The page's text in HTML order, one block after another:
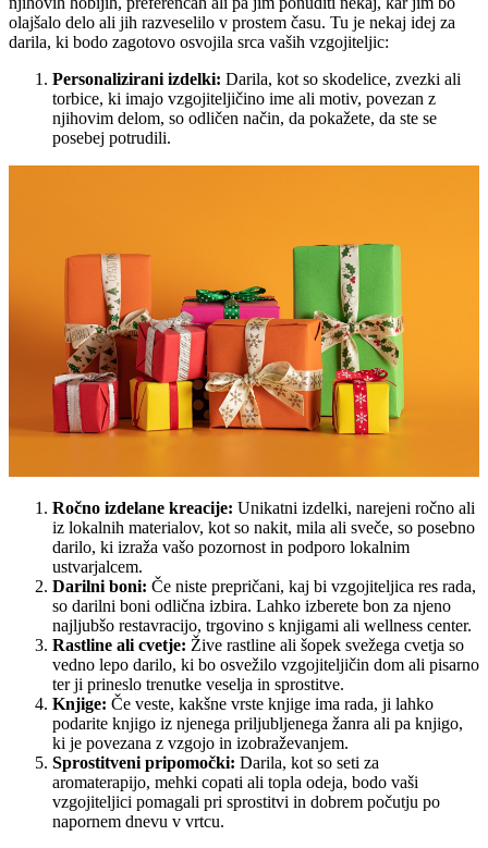
olajšalo delo ali jih razveselilo v prostem času. Tu je nekaj idej za
darila, ki bodo zagotovo osvojila srca vaših vzgojiteljic:
Personalizirani izdelki: Darila, kot so skodelice, zvezki ali
torbice, ki imajo vzgojiteljičino ime ali motiv, povezan z
njihovim delom, so odličen način, da pokažete, da ste se
posebej potrudili.
Ročno izdelane kreacije: Unikatni izdelki, narejeni ročno ali
iz lokalnih materialov, kot so nakit, mila ali sveče, so posebno
darilo, ki izraža vašo pozornost in podporo lokalnim
ustvarjalcem.
Darilni boni: Če niste prepričani, kaj bi vzgojiteljica res rada,
so darilni boni odlična izbira. Lahko izberete bon za njeno
najljubšo restavracijo, trgovino s knjigami ali wellness center.
Rastline ali cvetje: Žive rastline ali šopek svežega cvetja so
vedno lepo darilo, ki bo osvežilo vzgojiteljičin dom ali pisarno
ter ji prineslo trenutke veselja in sprostitve.
Knjige: Če veste, kakšne vrste knjige ima rada, ji lahko
podarite knjigo iz njenega priljubljenega žanra ali pa knjigo,
ki je povezana z vzgojo in izobraževanjem.
Sprostitveni pripomočki: Darila, kot so seti za
aromaterapijo, mehki copati ali topla odeja, bodo vaši
vzgojiteljici pomagali pri sprostitvi in ​​dobrem počutju po
napornem dnevu v vrtcu.